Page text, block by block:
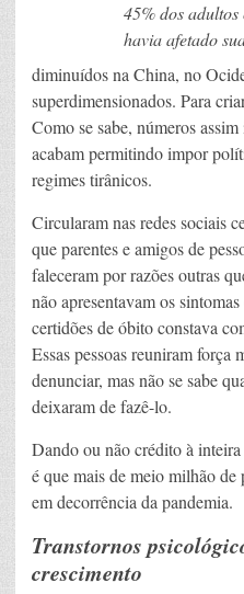
45% dos
havia afetado
diminuídos na China, no
superdimensionados. Para
Como se sabe, números
acabam permitindo impor
regimes tirânicos.
Circularam nas redes sociais
que parentes e amigos de
faleceram por razões outras
não apresentavam os
certidões de óbito constava
Essas pessoas reuniram força
denunciar, mas não se sabe
deixaram de fazê-lo.
Dando ou não crédito à
é que mais de meio milhão de
em decorrência da pandemia.
Transtornos
crescimento